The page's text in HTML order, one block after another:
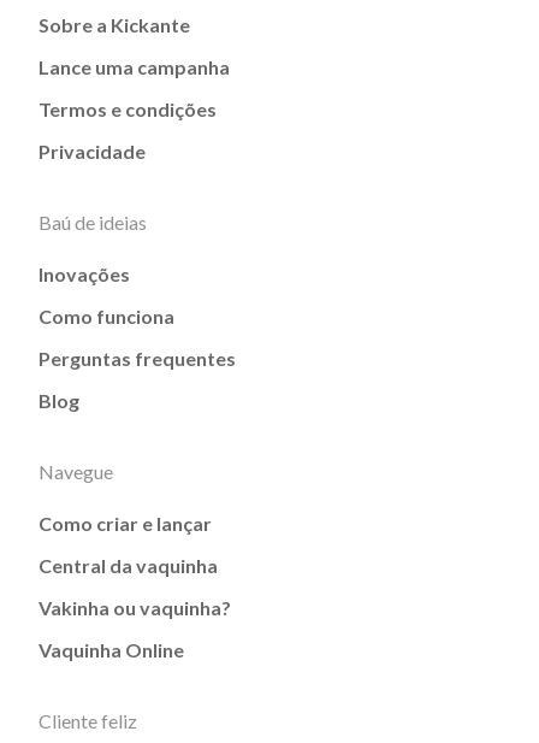
Sobre a Kickante
Lance uma campanha
Termos e condições
Privacidade
Baú de ideias
Inovações
Como funciona
Perguntas frequentes
Blog
Navegue
Como criar e lançar
Central da vaquinha
Vakinha ou vaquinha?
Vaquinha Online
Cliente feliz